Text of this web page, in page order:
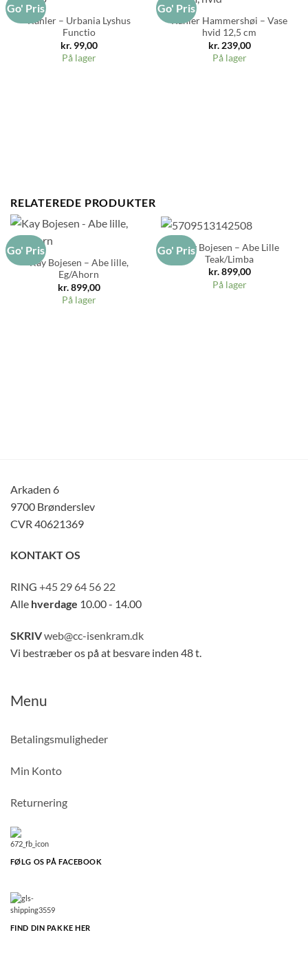
Go' Pris
Kähler – Urbania Lyshus
Functio
kr.99,00
På lager
Go' Pris
Kähler Hammershøi – Vase
hvid 12,5 cm
kr.239,00
På lager
RELATEREDE PRODUKTER
Go' Pris
Kay Bojesen – Abe lille,
Eg/Ahorn
kr.899,00
På lager
Go' PrisKay Bojesen – Abe Lille
Teak/Limba
kr.899,00
På lager
Arkaden 6
9700 Brønderslev
CVR 40621369
KONTAKT OS
RING +45 29 64 56 22
Alle hverdage 10.00 - 14.00
SKRIVweb@cc-isenkram.dk
Vi bestræber os på at besvare inden 48 t.
Menu
Betalingsmuligheder
Min Konto
Returnering
FØLG OS PÅ FACEBOOK
FIND DIN PAKKE HER